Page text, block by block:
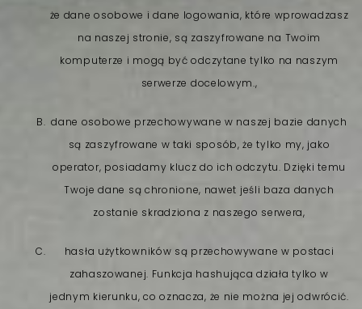
że dane osobowe i dane logowania, które wprowadzasz
na naszej stronie, są zaszyfrowane na Twoim
komputerze i mogą być odczytane tylko na naszym
serwerze docelowym.,
dane osobowe przechowywane w naszej bazie danych
są zaszyfrowane w taki sposób, że tylko my, jako
operator, posiadamy klucz do ich odczytu. Dzięki temu
Twoje dane są chronione, nawet jeśli baza danych
zostanie skradziona z naszego serwera,
hasła użytkowników są przechowywane w postaci
zahaszowanej. Funkcja hashująca działa tylko w
jednym kierunku, co oznacza, że nie można jej odwrócić.